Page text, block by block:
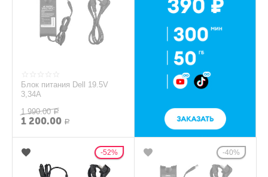
Блок питания Dell 19.5V
3,34A
1 990.00 Р
1 200.00 Р
52% 40%